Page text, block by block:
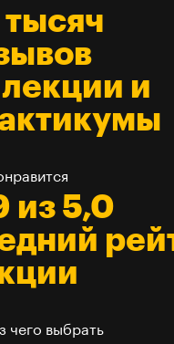
и
из 5,0
чего выбрать